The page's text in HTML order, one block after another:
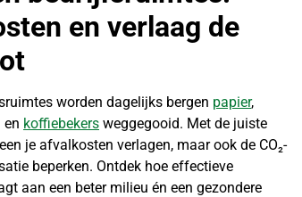
en verlaag de
worden dagelijks bergen papier,
en koffiebekers weggegooid. Met de juiste
je afvalkosten verlagen, maar ook de CO₂-
beperken. Ontdek hoe effectieve
aan een beter milieu én een gezondere